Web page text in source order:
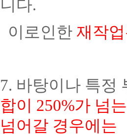
니다.
이로인한 재작
7. 바탕이나 특정
합이 250%가 넘
넘어갈 경우에는